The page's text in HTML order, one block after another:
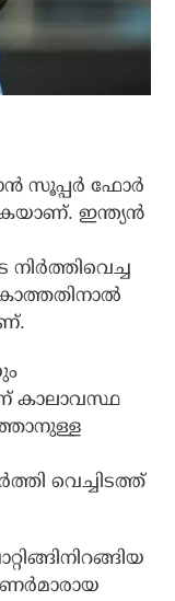
സൂപ്പര്‍ ഫോര്‍
ഇന്ത്യന്‍
കാലാവസ്ഥ
വെച്ചിടത്ത്